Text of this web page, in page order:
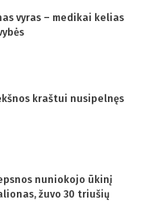
vyras – medikai kelias
kraštui nusipelnęs
nuniokojo ūkinį
žuvo 30 triušių